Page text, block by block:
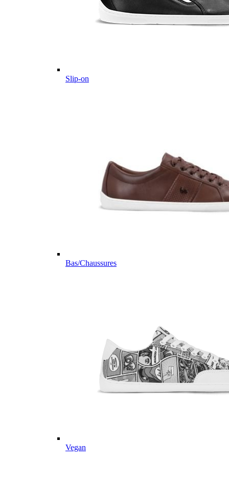
Slip-on
Bas/Chaussures
Vegan